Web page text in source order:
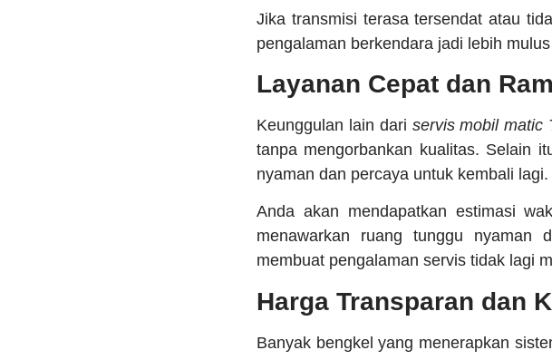
Jika transmisi terasa tersendat atau
pengalaman berkendara jadi lebih
Layanan Cepat dan
Keunggulan lain dari servis mobil matic
tanpa mengorbankan kualitas. Selain
nyaman dan percaya untuk kembali lagi.
Anda akan mendapatkan estimasi
menawarkan ruang tunggu nyaman
membuat pengalaman servis tidak lagi
Harga Transparan dan
Banyak bengkel yang menerapkan